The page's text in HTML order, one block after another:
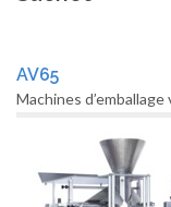
AV65
Machines